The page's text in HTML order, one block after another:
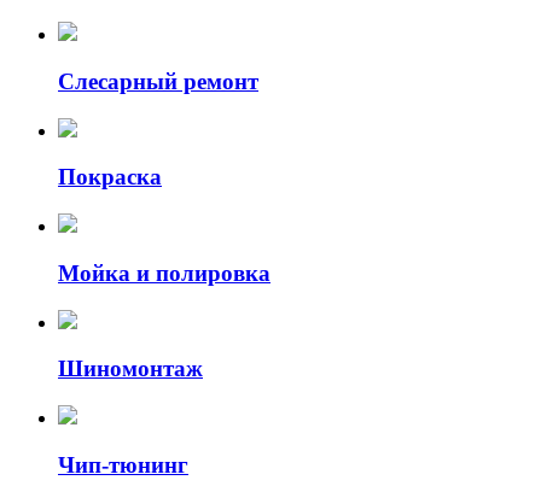
Слесарный ремонт
Покраска
Мойка и полировка
Шиномонтаж
Чип-тюнинг